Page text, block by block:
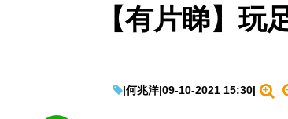
【有片睇】玩
|何兆洋|09-10-2021 15:30|